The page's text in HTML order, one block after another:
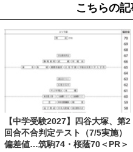
こちらの
【中学受験2027】四谷大塚、第2
回合不合判定テスト（7/5実施）
偏差値…筑駒74・桜蔭70＜PR＞